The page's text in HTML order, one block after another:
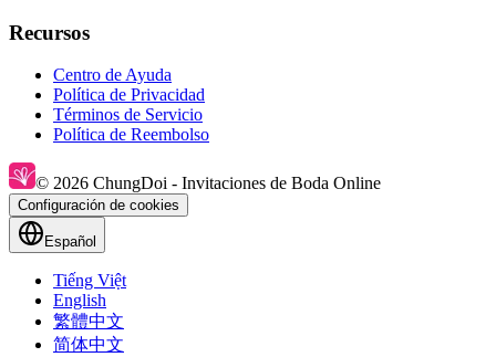
Recursos
Centro de Ayuda
Política de Privacidad
Términos de Servicio
Política de Reembolso
© 2026 ChungDoi - Invitaciones de Boda Online
Configuración de cookies
Español
Tiếng Việt
English
繁體中文
简体中文